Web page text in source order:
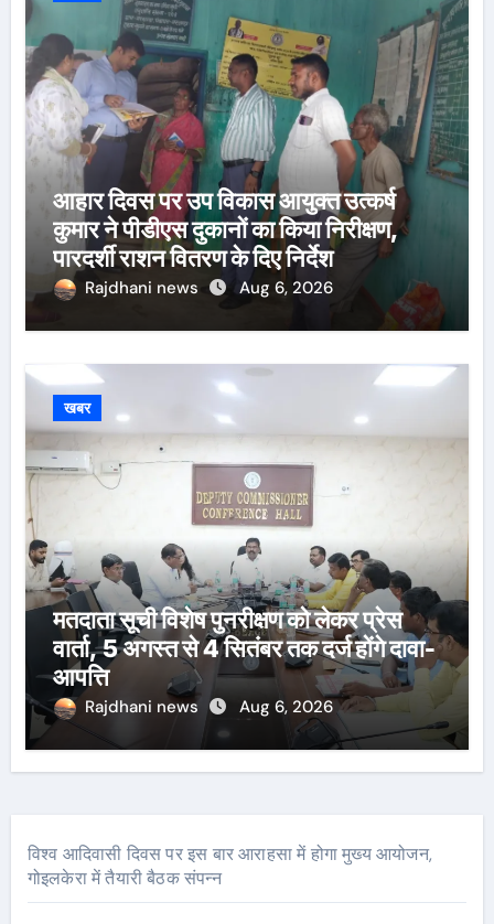
आहार दिवस पर उप विकास आयुक्त उत्कर्ष
कुमार ने पीडीएस दुकानों का किया निरीक्षण,
पारदर्शी राशन वितरण के दिए निर्देश
Rajdhani news Aug 6, 2026
खबर
मतदाता सूची विशेष पुनरीक्षण को लेकर प्रेस
वार्ता, 5 अगस्त से 4 सितंबर तक दर्ज होंगे दावा-
आपत्ति
Rajdhani news Aug 6, 2026
विश्व आदिवासी दिवस पर इस बार आराहसा में होगा मुख्य आयोजन,
गोइलकेरा में तैयारी बैठक संपन्न